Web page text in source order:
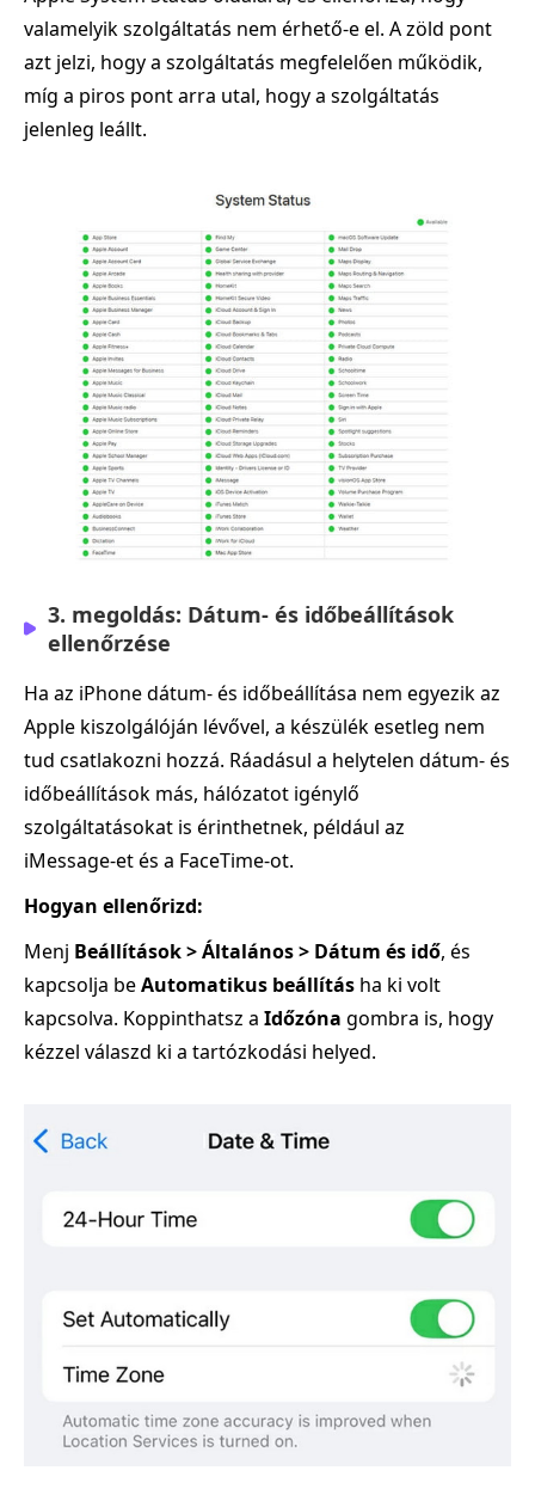
valamelyik szolgáltatás nem érhető‑e el. A zöld pont
azt jelzi, hogy a szolgáltatás megfelelően működik,
míg a piros pont arra utal, hogy a szolgáltatás
jelenleg leállt.
3. megoldás: Dátum‑ és időbeállítások
ellenőrzése
Ha az iPhone dátum‑ és időbeállítása nem egyezik az
Apple kiszolgálóján lévővel, a készülék esetleg nem
tud csatlakozni hozzá. Ráadásul a helytelen dátum‑ és
időbeállítások más, hálózatot igénylő
szolgáltatásokat is érinthetnek, például az
iMessage‑et és a FaceTime‑ot.
Hogyan ellenőrizd:
Menj Beállítások > Általános > Dátum és idő, és
kapcsolja beAutomatikus beállítás ha ki volt
kapcsolva. Koppinthatsz a Időzóna gombra is, hogy
kézzel válaszd ki a tartózkodási helyed.